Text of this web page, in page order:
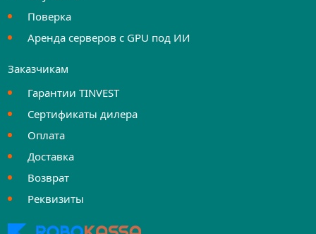
Поверка
Аренда серверов с GPU под ИИ
Заказчикам
Гарантии TINVEST
Сертификаты дилера
Оплата
Доставка
Возврат
Реквизиты